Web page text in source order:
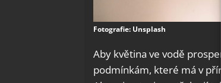
Fotografie: Unsplash
Aby květina ve vodě
podmínkám, které má v